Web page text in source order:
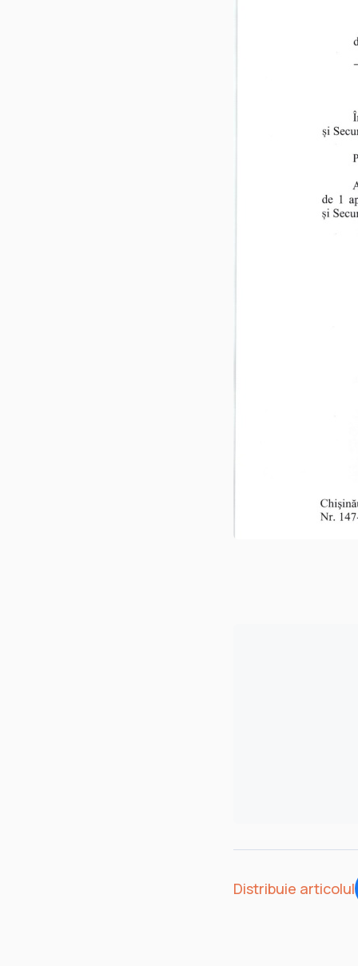
Distribuie articolul